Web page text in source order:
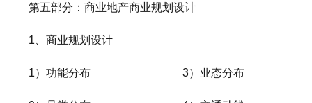
第五部分：商业地产商业规划设计
1、商业规划设计
1）功能分布 3）业态分布